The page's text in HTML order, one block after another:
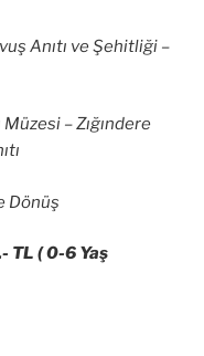
Anıtı ve Şehitliği –
– Zığındere
Dönüş
TL ( 0-6 Yaş